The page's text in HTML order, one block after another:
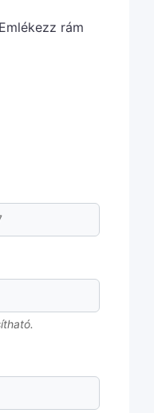
Emlékezz rám